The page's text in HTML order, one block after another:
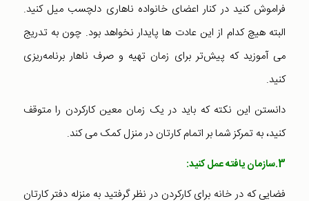
فراموش کنید در کنار اعضای خانواده ناهاری دلچسب میل کنید.
البته هیچ کدام از این عادت ها پایدار نخواهد بود. چون به تدریج
می آموزید که پیش‌تر برای زمان تهیه و صرف ناهار برنامه‌ریزی
کنید.
دانستن این نکته که باید در یک زمان معین کارکردن را متوقف
کنید، به تمرکز شما بر اتمام کارتان در منزل کمک می کند.
3.سازمان یافته عمل کنید:
فضایی که در خانه برای کارکردن در نظر گرفتید به منزله دفتر کارتان